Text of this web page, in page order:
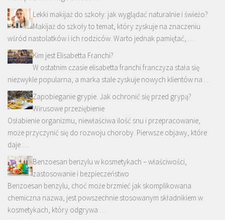
Lekki makijaż do szkoły: jak wyglądać naturalnie i świeżo?
Makijaż do szkoły to temat, który zyskuje na znaczeniu
wśród nastolatków i ich rodziców. Warto jednak pamiętać, …
Kim jest Elisabetta Franchi?
W ostatnim czasie elisabetta franchi franczyza stała się
niezwykle popularna, a marka stale zyskuje nowych klientów na …
Zapobieganie grypie. Jak ochronić się przed grypą?
Wirusowe przeziębienie
Osłabienie organizmu, niewłaściwa ilość snu i przepracowanie,
może przyczynić się do rozwoju choroby. Pierwsze objawy, które
daje …
Benzoesan benzylu w kosmetykach – właściwości,
zastosowanie i bezpieczeństwo
Benzoesan benzylu, choć może brzmieć jak skomplikowana
chemiczna nazwa, jest powszechnie stosowanym składnikiem w
kosmetykach, który odgrywa …